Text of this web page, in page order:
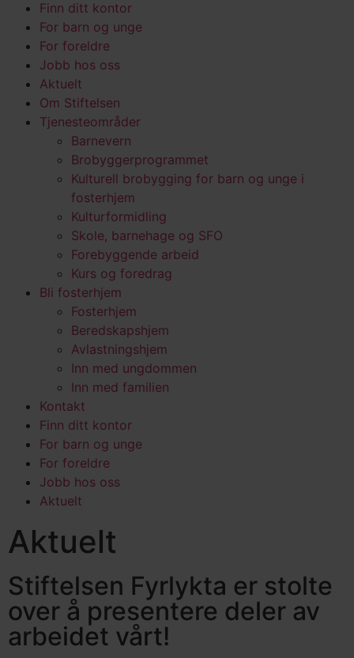
Finn ditt kontor
For barn og unge
For foreldre
Jobb hos oss
Aktuelt
Om Stiftelsen
Tjenesteområder
Barnevern
Brobyggerprogrammet
Kulturell brobygging for barn og unge i
fosterhjem
Kulturformidling
Skole, barnehage og SFO
Forebyggende arbeid
Kurs og foredrag
Bli fosterhjem
Fosterhjem
Beredskapshjem
Avlastningshjem
Inn med ungdommen
Inn med familien
Kontakt
Finn ditt kontor
For barn og unge
For foreldre
Jobb hos oss
Aktuelt
Aktuelt
Stiftelsen Fyrlykta er stolte
over å presentere deler av
arbeidet vårt!